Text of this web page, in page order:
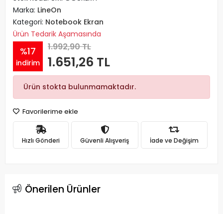
Marka: LineOn
Kategori: Notebook Ekran
Ürün Tedarik Aşamasında
%17
indirim
1.992,90 TL
1.651,26 TL
Ürün stokta bulunmamaktadır.
Favorilerime ekle
Hızlı Gönderi Güvenli Alışveriş İade ve Değişim
Önerilen Ürünler